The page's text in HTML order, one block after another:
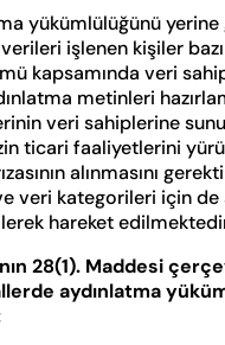
yükümlülüğünü
işlenen kişiler
kapsamında veri
metinleri
veri sahiplerine
ticari faaliyetlerini
alınmasını
veri kategorileri için de
hareket
28(1). Maddesi
aydınlatma